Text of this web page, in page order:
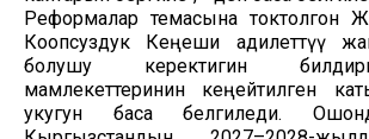
Реформалар темасына токтолгон
Коопсуздук Кеңеши адилеттүү
болушу керектигин
мамлекеттеринин кеңейтилген
укугун баса белгиледи.